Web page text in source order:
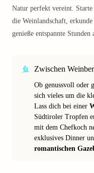
Natur perfekt vereint.
die Weinlandschaft,
genieße entspannte Stunden
Zwischen
Ob genussvoll oder
sich vieles um die
Lass dich bei einer
Südtiroler Tropfen
mit dem Chefkoch
exklusives Dinner
romantischen